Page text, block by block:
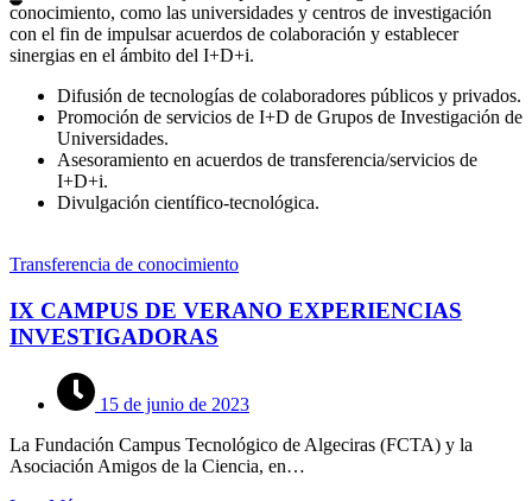
conocimiento, como las universidades y centros de investigación
con el fin de impulsar acuerdos de colaboración y establecer
sinergias en el ámbito del I+D+i.
Difusión de tecnologías de colaboradores públicos y privados.
Promoción de servicios de I+D de Grupos de Investigación de
Universidades.
Asesoramiento en acuerdos de transferencia/servicios de
I+D+i.
Divulgación científico-tecnológica.
Transferencia de conocimiento
IX CAMPUS DE VERANO EXPERIENCIAS
INVESTIGADORAS
15 de junio de 2023
La Fundación Campus Tecnológico de Algeciras (FCTA) y la
Asociación Amigos de la Ciencia, en…